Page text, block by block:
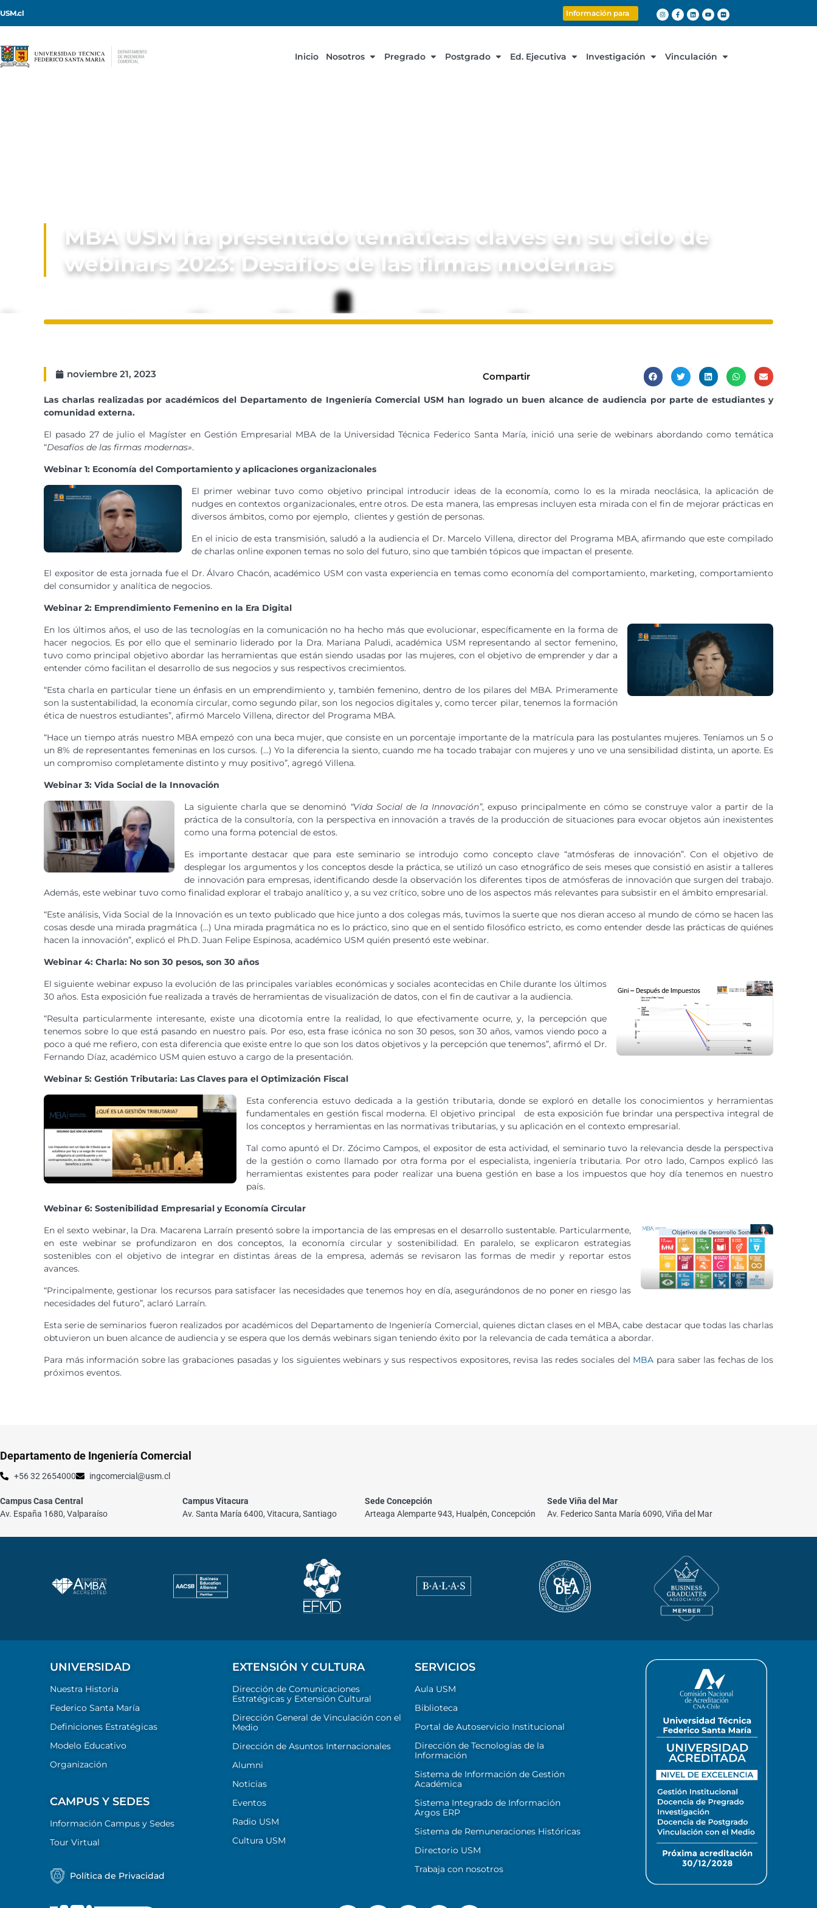
USM.cl Información para
Inicio Nosotros Pregrado Postgrado Ed. Ejecutiva Investigación Vinculación
MBA USM ha presentado temáticas claves en su ciclo de
webinars 2023: Desafíos de las firmas modernas
noviembre 21, 2023 Compartir
Las charlas realizadas por académicos del Departamento de Ingeniería Comercial USM han logrado un buen alcance de audiencia por parte de estudiantes y
comunidad externa.
El pasado 27 de julio el Magíster en Gestión Empresarial MBA de la Universidad Técnica Federico Santa María, inició una serie de webinars abordando como temática
“Desafíos de las firmas modernas».
Webinar 1: Economía del Comportamiento y aplicaciones organizacionales
El primer webinar tuvo como objetivo principal introducir ideas de la economía, como lo es la mirada neoclásica, la aplicación de
nudges en contextos organizacionales, entre otros. De esta manera, las empresas incluyen esta mirada con el fin de mejorar prácticas en
diversos ámbitos, como por ejemplo, clientes y gestión de personas.
En el inicio de esta transmisión, saludó a la audiencia el Dr. Marcelo Villena, director del Programa MBA, afirmando que este compilado
de charlas online exponen temas no solo del futuro, sino que también tópicos que impactan el presente.
El expositor de esta jornada fue el Dr. Álvaro Chacón, académico USM con vasta experiencia en temas como economía del comportamiento, marketing, comportamiento
del consumidor y analítica de negocios.
Webinar 2: Emprendimiento Femenino en la Era Digital
En los últimos años, el uso de las tecnologías en la comunicación no ha hecho más que evolucionar, específicamente en la forma de
hacer negocios. Es por ello que el seminario liderado por la Dra. Mariana Paludi, académica USM representando al sector femenino,
tuvo como principal objetivo abordar las herramientas que están siendo usadas por las mujeres, con el objetivo de emprender y dar a
entender cómo facilitan el desarrollo de sus negocios y sus respectivos crecimientos.
“Esta charla en particular tiene un énfasis en un emprendimiento y, también femenino, dentro de los pilares del MBA. Primeramente
son la sustentabilidad, la economía circular, como segundo pilar, son los negocios digitales y, como tercer pilar, tenemos la formación
ética de nuestros estudiantes”, afirmó Marcelo Villena, director del Programa MBA.
“Hace un tiempo atrás nuestro MBA empezó con una beca mujer, que consiste en un porcentaje importante de la matrícula para las postulantes mujeres. Teníamos un 5 o
un 8% de representantes femeninas en los cursos. (…) Yo la diferencia la siento, cuando me ha tocado trabajar con mujeres y uno ve una sensibilidad distinta, un aporte. Es
un compromiso completamente distinto y muy positivo”, agregó Villena.
Webinar 3: Vida Social de la Innovación
La siguiente charla que se denominó “Vida Social de la Innovación”, expuso principalmente en cómo se construye valor a partir de la
práctica de la consultoría, con la perspectiva en innovación a través de la producción de situaciones para evocar objetos aún inexistentes
como una forma potencial de estos.
Es importante destacar que para este seminario se introdujo como concepto clave “atmósferas de innovación”. Con el objetivo de
desplegar los argumentos y los conceptos desde la práctica, se utilizó un caso etnográfico de seis meses que consistió en asistir a talleres
de innovación para empresas, identificando desde la observación los diferentes tipos de atmósferas de innovación que surgen del trabajo.
Además, este webinar tuvo como finalidad explorar el trabajo analítico y, a su vez crítico, sobre uno de los aspectos más relevantes para subsistir en el ámbito empresarial.
“Este análisis, Vida Social de la Innovación es un texto publicado que hice junto a dos colegas más, tuvimos la suerte que nos dieran acceso al mundo de cómo se hacen las
cosas desde una mirada pragmática (…) Una mirada pragmática no es lo práctico, sino que en el sentido filosófico estricto, es como entender desde las prácticas de quiénes
hacen la innovación”, explicó el Ph.D. Juan Felipe Espinosa, académico USM quién presentó este webinar.
Webinar 4: Charla: No son 30 pesos, son 30 años
El siguiente webinar expuso la evolución de las principales variables económicas y sociales acontecidas en Chile durante los últimos
30 años. Esta exposición fue realizada a través de herramientas de visualización de datos, con el fin de cautivar a la audiencia.
“Resulta particularmente interesante, existe una dicotomía entre la realidad, lo que efectivamente ocurre, y, la percepción que
tenemos sobre lo que está pasando en nuestro país. Por eso, esta frase icónica no son 30 pesos, son 30 años, vamos viendo poco a
poco a qué me refiero, con esta diferencia que existe entre lo que son los datos objetivos y la percepción que tenemos”, afirmó el Dr.
Fernando Díaz, académico USM quien estuvo a cargo de la presentación.
Webinar 5: Gestión Tributaria: Las Claves para el Optimización Fiscal
Esta conferencia estuvo dedicada a la gestión tributaria, donde se exploró en detalle los conocimientos y herramientas
fundamentales en gestión fiscal moderna. El objetivo principal de esta exposición fue brindar una perspectiva integral de
los conceptos y herramientas en las normativas tributarias, y su aplicación en el contexto empresarial.
Tal como apuntó el Dr. Zócimo Campos, el expositor de esta actividad, el seminario tuvo la relevancia desde la perspectiva
de la gestión o como llamado por otra forma por el especialista, ingeniería tributaria. Por otro lado, Campos explicó las
herramientas existentes para poder realizar una buena gestión en base a los impuestos que hoy día tenemos en nuestro
país.
Webinar 6: Sostenibilidad Empresarial y Economía Circular
En el sexto webinar, la Dra. Macarena Larraín presentó sobre la importancia de las empresas en el desarrollo sustentable. Particularmente,
en este webinar se profundizaron en dos conceptos, la economía circular y sostenibilidad. En paralelo, se explicaron estrategias
sostenibles con el objetivo de integrar en distintas áreas de la empresa, además se revisaron las formas de medir y reportar estos
avances.
“Principalmente, gestionar los recursos para satisfacer las necesidades que tenemos hoy en día, asegurándonos de no poner en riesgo las
necesidades del futuro”, aclaró Larraín.
Esta serie de seminarios fueron realizados por académicos del Departamento de Ingeniería Comercial, quienes dictan clases en el MBA, cabe destacar que todas las charlas
obtuvieron un buen alcance de audiencia y se espera que los demás webinars sigan teniendo éxito por la relevancia de cada temática a abordar.
Para más información sobre las grabaciones pasadas y los siguientes webinars y sus respectivos expositores, revisa las redes sociales del MBA para saber las fechas de los
próximos eventos.
Departamento de Ingeniería Comercial
+56 32 2654000 ingcomercial@usm.cl
Campus Casa Central
Av. España 1680, Valparaíso
Campus Vitacura
Av. Santa María 6400, Vitacura, Santiago
Sede Concepción
Arteaga Alemparte 943, Hualpén, Concepción
Sede Viña del Mar
Av. Federico Santa María 6090, Viña del Mar
UNIVERSIDAD
Nuestra Historia
Federico Santa María
Definiciones Estratégicas
Modelo Educativo
Organización
CAMPUS Y SEDES
Información Campus y Sedes
Tour Virtual
Política de Privacidad
EXTENSIÓN Y CULTURA
Dirección de Comunicaciones
Estratégicas y Extensión Cultural
Dirección General de Vinculación con el
Medio
Dirección de Asuntos Internacionales
Alumni
Noticias
Eventos
Radio USM
Cultura USM
SERVICIOS
Aula USM
Biblioteca
Portal de Autoservicio Institucional
Dirección de Tecnologías de la
Información
Sistema de Información de Gestión
Académica
Sistema Integrado de Información
Argos ERP
Sistema de Remuneraciones Históricas
Directorio USM
Trabaja con nosotros